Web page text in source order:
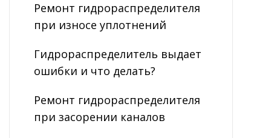
Ремонт гидрораспределителя
при износе уплотнений
Гидрораспределитель выдает
ошибки и что делать?
Ремонт гидрораспределителя
при засорении каналов